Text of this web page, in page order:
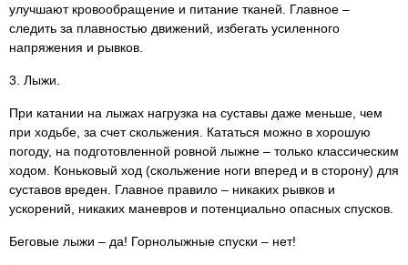
улучшают кровообращение и питание тканей. Главное –
следить за плавностью движений, избегать усиленного
напряжения и рывков.
3. Лыжи.
При катании на лыжах нагрузка на суставы даже меньше, чем
при ходьбе, за счет скольжения. Кататься можно в хорошую
погоду, на подготовленной ровной лыжне – только классическим
ходом. Коньковый ход (скольжение ноги вперед и в сторону) для
суставов вреден. Главное правило – никаких рывков и
ускорений, никаких маневров и потенциально опасных спусков.
Беговые лыжи – да! Горнолыжные спуски – нет!